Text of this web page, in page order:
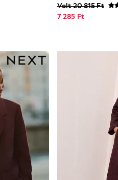
Volt 20 815 Ft
7 285 Ft